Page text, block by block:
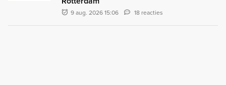
9 aug. 2026 15:06 18 reacties